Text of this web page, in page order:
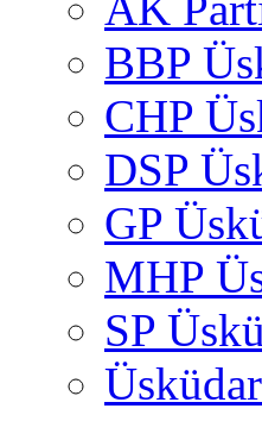
BBP
CHP
DSP
GP
MHP
SP